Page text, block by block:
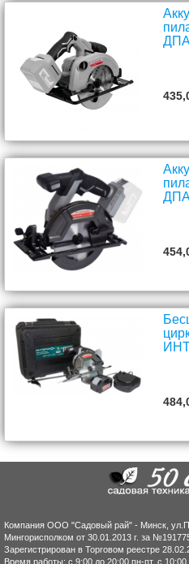
Компания ООО "Садовый рай" - Минск,
Мингорисполком от 30.01.2013 г. за
Зарегистрирован в Торговом реестре
Время работы: с 9:00 до 20:00 пн-пт, с